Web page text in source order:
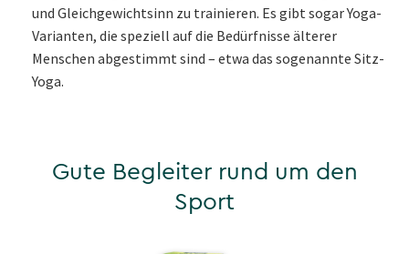
und Gleichgewichtsinn zu trainieren. Es gibt sogar Yoga-
Varianten, die speziell auf die Bedürfnisse älterer
Menschen abgestimmt sind – etwa das sogenannte Sitz-
Yoga.
Gute Begleiter rund um den
Sport